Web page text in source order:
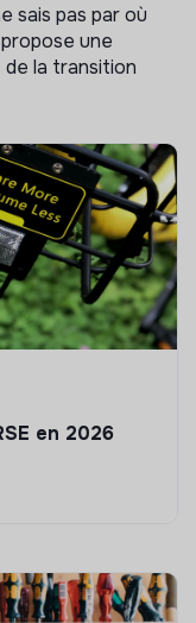
sais pas par où
une
la transition
en 2026